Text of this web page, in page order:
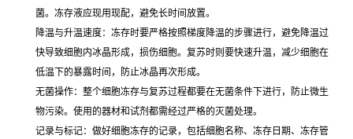
菌。冻存液应现用现配，避免长时间放置。
降温与升温速度：冻存时要严格按照梯度降温的步骤进行，避免降温过
快导致细胞内冰晶形成，损伤细胞。复苏时则要快速升温，减少细胞在
低温下的暴露时间，防止冰晶再次形成。
无菌操作：整个细胞冻存与复苏过程都要在无菌条件下进行，防止微生
物污染。使用的器材和试剂都需经过严格的灭菌处理。
记录与标记：做好细胞冻存的记录，包括细胞名称、冻存日期、冻存管